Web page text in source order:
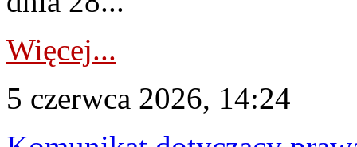
Więcej...
5 czerwca 2026, 14:24